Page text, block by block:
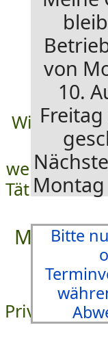
Auf
wertvolle
Meine
mit
von
10.
Bitte